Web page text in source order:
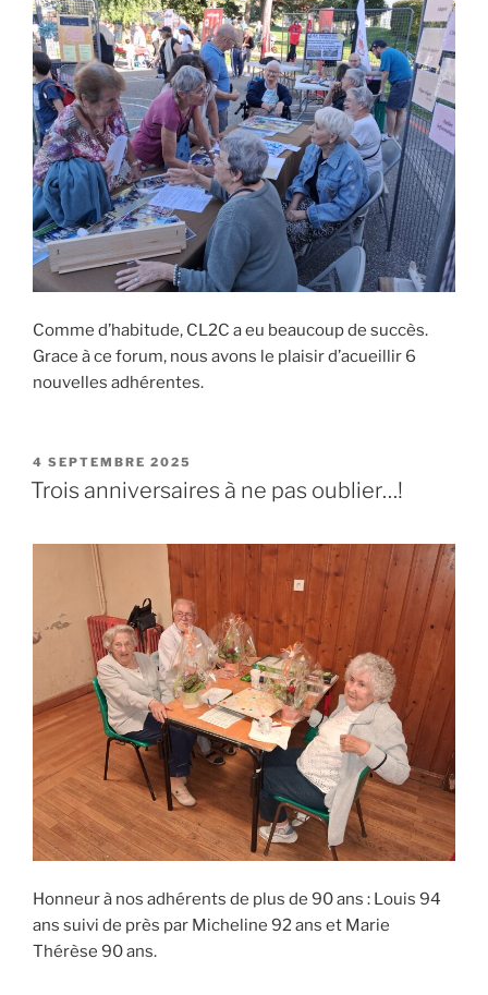
Comme d’habitude, CL2C a eu beaucoup de succès.
Grace à ce forum, nous avons le plaisir d’acueillir 6
nouvelles adhérentes.
PUBLIÉ
LE
4 SEPTEMBRE 2025
Trois anniversaires à ne pas oublier…!
Honneur à nos adhérents de plus de 90 ans : Louis 94
ans suivi de près par Micheline 92 ans et Marie
Thérèse 90 ans.